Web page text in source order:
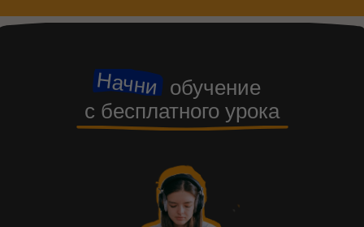
обучение
с бесплатного урока
Начни